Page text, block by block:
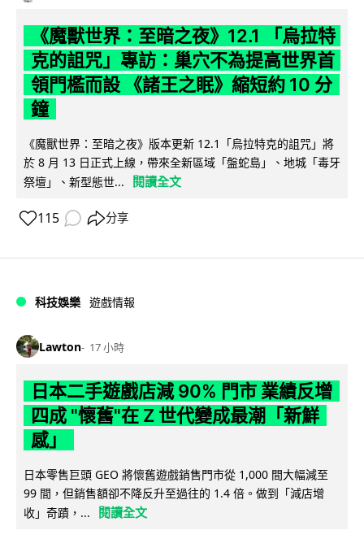
《魔獸世界：至暗之夜》12.1 「烏拉特
克的詛咒」專訪：巢穴不為提高世界首
領門檻而設 《諸王之眠》縮短約 10 分
鐘
《魔獸世界：至暗之夜》版本更新 12.1「烏拉特克的詛咒」將
於 8 月 13 日正式上線，帶來全新區域「盤蛇島」、地城「毒牙
祭壇」、新型態世...
閱讀全文
115 分享
科技娛樂 遊戲情報
Lawton 17 小時
日本二手遊戲店減 90% 門市 業績反增
四成 "懷舊"在 Z 世代變成最潮「新鮮
感」
日本零售巨頭 GEO 將懷舊遊戲銷售門市從 1,000 間大幅減至
99 間，但銷售額卻不降反升至過往的 1.4 倍。做到「減店增
收」奇蹟，...
閱讀全文